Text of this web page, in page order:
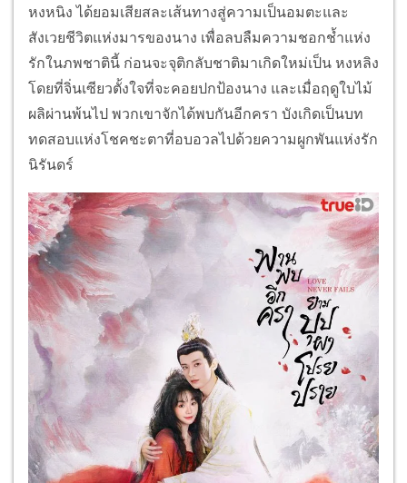
หงหนิง ได้ยอมเสียสละเส้นทางสู่ความเป็นอมตะและ
สังเวยชีวิตแห่งมารของนาง เพื่อลบลืมความชอกช้ำแห่ง
รักในภพชาตินี้ ก่อนจะจุติกลับชาติมาเกิดใหม่เป็น หงหลิง
โดยที่จิ่นเซียวตั้งใจที่จะคอยปกป้องนาง และเมื่อฤดูใบไม้
ผลิผ่านพ้นไป พวกเขาจักได้พบกันอีกครา บังเกิดเป็นบท
ทดสอบแห่งโชคชะตาที่อบอวลไปด้วยความผูกพันแห่งรัก
นิรันดร์